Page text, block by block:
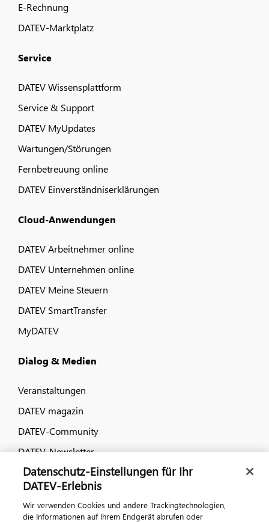
E-Rechnung
DATEV-Marktplatz
Service
DATEV Wissensplattform
Service & Support
DATEV MyUpdates
Wartungen/Störungen
Fernbetreuung online
DATEV Einverständniserklärungen
Cloud-Anwendungen
DATEV Arbeitnehmer online
DATEV Unternehmen online
DATEV Meine Steuern
DATEV SmartTransfer
MyDATEV
Dialog & Medien
Veranstaltungen
DATEV magazin
DATEV-Community
DATEV-Newsletter
Kontaktieren Sie uns
Datenschutz-Einstellungen für Ihr
DATEV-Erlebnis
Wir verwenden Cookies und andere Trackingtechnologien,
die Informationen auf Ihrem Endgerät abrufen oder